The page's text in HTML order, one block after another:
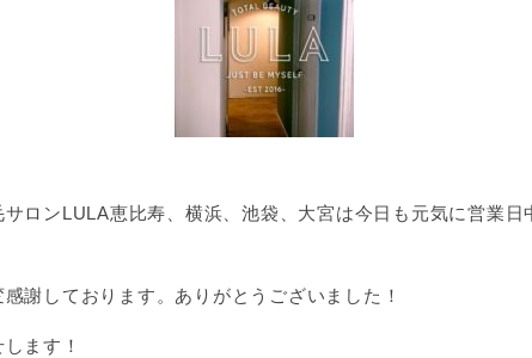
ロンLULA恵比寿、横浜、池袋、大宮は今日も元気に営業日
謝しております。ありがとうございました！
ます！